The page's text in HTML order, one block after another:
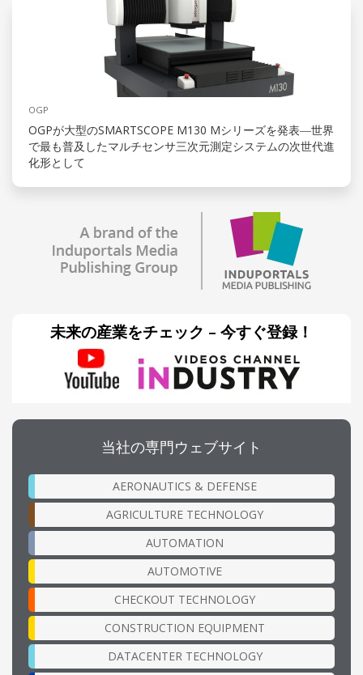
OGP
OGPが大型のSMARTSCOPE M130 Mシリーズを発表―世界
で最も普及したマルチセンサ三次元測定システムの次世代進
化形として
未来の産業をチェック – 今すぐ登録！
当社の専門ウェブサイト
AERONAUTICS & DEFENSE
AGRICULTURE TECHNOLOGY
AUTOMATION
AUTOMOTIVE
CHECKOUT TECHNOLOGY
CONSTRUCTION EQUIPMENT
DATACENTER TECHNOLOGY